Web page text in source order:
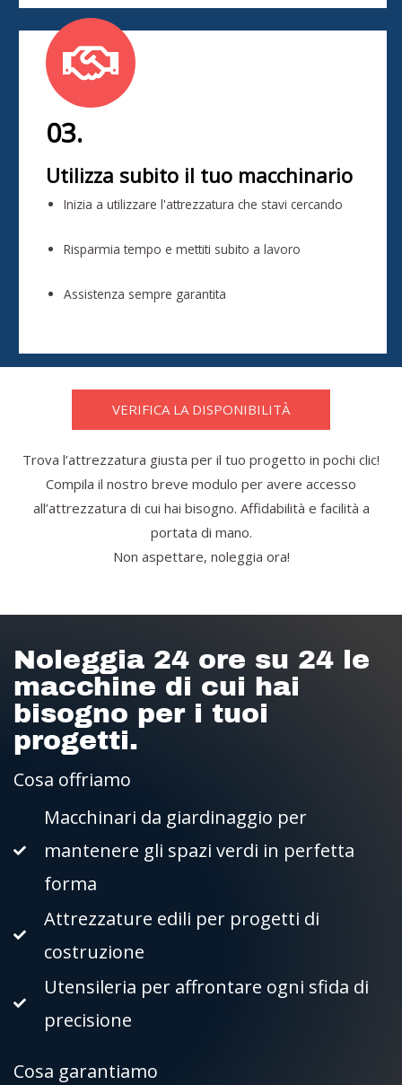
03.
Utilizza subito il tuo macchinario
Inizia a utilizzare l'attrezzatura che stavi cercando
Risparmia tempo e mettiti subito a lavoro
Assistenza sempre garantita
VERIFICA LA DISPONIBILITÀ
Trova l’attrezzatura giusta per il tuo progetto in pochi clic!
Compila il nostro breve modulo per avere accesso
all’attrezzatura di cui hai bisogno. Affidabilità e facilità a
portata di mano.
Non aspettare, noleggia ora!
Noleggia 24 ore su 24 le
macchine di cui hai
bisogno per i tuoi
progetti.
Cosa offriamo
Macchinari da giardinaggio per
mantenere gli spazi verdi in perfetta
forma
Attrezzature edili per progetti di
costruzione
Utensileria per affrontare ogni sfida di
precisione
Cosa garantiamo